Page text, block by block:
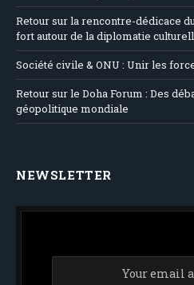
Retour sur la rencontre-dédicace
fort autour de la diplomatie
Société civile & ONU : Unir les
Retour sur le Doha Forum : Des
géopolitique mondiale
NEWSLETTER